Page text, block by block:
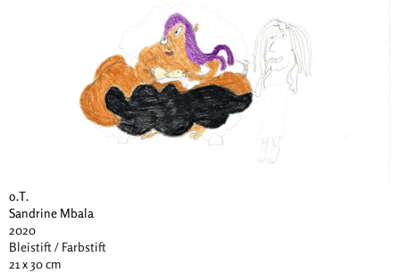
o.T.
Sandrine Mbala
2020
Bleistift / Farbstift
21 x 30 cm